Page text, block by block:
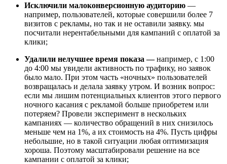
Исключили малоконверсионную аудиторию —
например, пользователей, которые совершили более 7
визитов с рекламы, но так и не оставили заявку. мы
посчитали нерентабельными для кампаний с оплатой за
клики;
Удалили нелучшее время показа —например, с 1:00
до 4:00 мы увидели активность по трафику, но заявок
было мало. При этом часть «ночных» пользователей
возвращалась и делала заявку утром. И возник вопрос:
если мы лишим потенциальных клиентов этого первого
ночного касания с рекламой больше приобретем или
потеряем? Провели эксперимент в нескольких
кампаниях — количество обращений в них снизилось
меньше чем на 1%, а их стоимость на 4%. Пусть цифры
небольшие, но в такой ситуации любая оптимизация
хороша. Поэтому масштабировали решение на все
кампании с оплатой за клики;